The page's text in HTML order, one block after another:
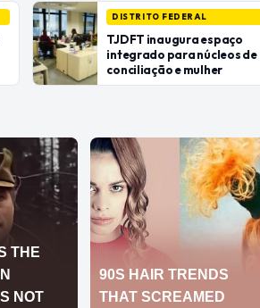
DISTRITO FEDERAL
TJDFT inaugura espaço
integrado para núcleos de
conciliação e mulher